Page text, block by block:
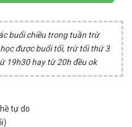
buổi chiều trong tuần trừ
được buổi tối, trừ tối thứ 3
19h30 hay từ 20h đều ok
tự do